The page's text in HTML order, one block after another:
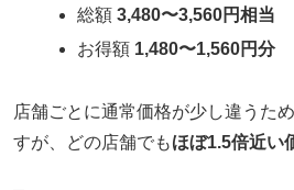
総額3,480〜3,560円相当
お得額 1,480〜1,560円分
店舗ごとに通常価格が少し違うた
すが、どの店舗でもほぼ1.5倍近い